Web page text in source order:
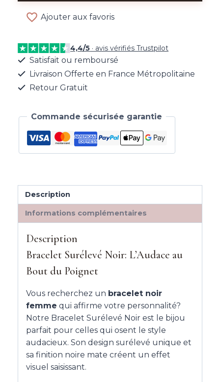
Ajouter aux favoris
4,4/5 · avis vérifiés Trustpilot
Satisfait ou remboursé
Livraison Offerte en France Métropolitaine
Retour Gratuit
Commande sécurisée garantie
Description
Informations complémentaires
Description
Bracelet Surélevé Noir: L’Audace au
Bout du Poignet
Vous recherchez un bracelet noir
femme qui affirme votre personnalité?
Notre Bracelet Surélevé Noir est le bijou
parfait pour celles qui osent le style
audacieux. Son design surélevé unique et
sa finition noire mate créent un effet
visuel saisissant.